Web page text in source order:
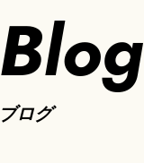
Blog
ブログ